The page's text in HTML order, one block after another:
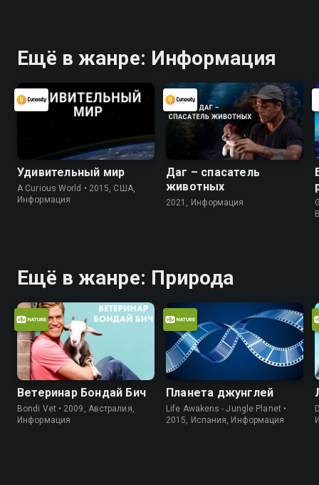
Ещё в жанре: Информация
Удивительный мир
A Curious World • 2015, США,
Информация
Даг – спасатель
животных
2021, Информация
Ещё в жанре: Природа
Ветеринар Бондай Бич
Bondi Vet • 2009, Австралия,
Информация
Планета джунглей
Life Awakens - Jungle Planet •
2015, Испания, Информация